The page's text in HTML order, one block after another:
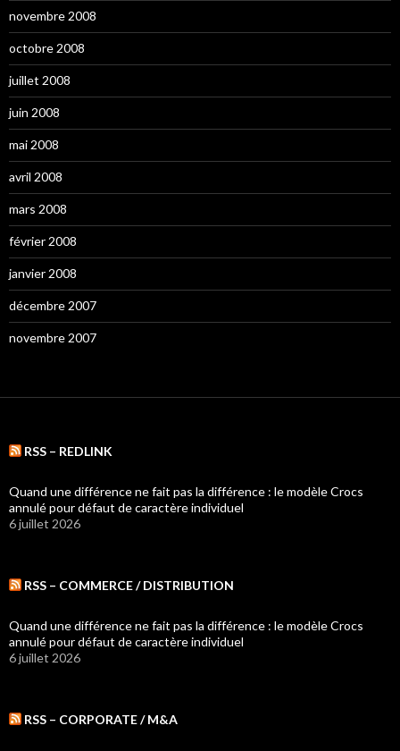
novembre 2008
octobre 2008
juillet 2008
juin 2008
mai 2008
avril 2008
mars 2008
février 2008
janvier 2008
décembre 2007
novembre 2007
RSS – REDLINK
Quand une différence ne fait pas la différence : le modèle Crocs
annulé pour défaut de caractère individuel
6 juillet 2026
RSS – COMMERCE / DISTRIBUTION
Quand une différence ne fait pas la différence : le modèle Crocs
annulé pour défaut de caractère individuel
6 juillet 2026
RSS – CORPORATE / M&A